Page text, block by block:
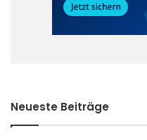
Neueste Beiträge